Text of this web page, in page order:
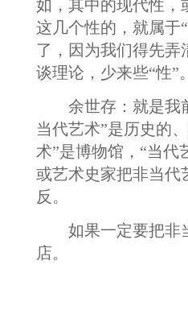
如，其中的现代性，
这几个性的，就属于
了，因为我们得先弄
谈理论，少来些“性”。
余世存：就是我前
当代艺术”是历史的
术”是博物馆，“当代
或艺术史家把非当代
反。
如果一定要把非当
店。